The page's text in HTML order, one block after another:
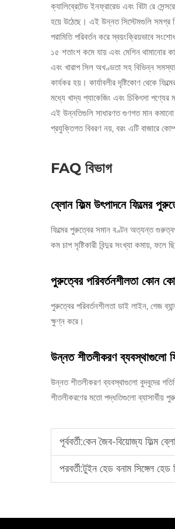
ক্যালিব্রেটেড ইনফ্রারেড এবং বিটা রে
হয়ে উঠেছে। এই উন্নত সিস্টেমগুলি সমগ্র
পরামিতি পরিবর্তন করে স্বয়ংক্রিয়ভাবে
১৫ শতাংশ কমে যায় এবং মেশিন থামানোর
এবং খারাপ সিল অখণ্ডতা সহ বিভিন্ন
কার্যকর হয়। কার্যাবলীর দৃষ্টিকোণ থেকে
মধ্যে খাদ্য প্যাকেজিং এবং চিকিৎসা
এই উন্নতিগুলি সাধারণত গুণগত মান কমানো
প্রযুক্তিগত বিবরণ নয়, বরং এটি বাজারে
FAQ বিভাগ
ব্লোন ফিল্ম উৎপাদনে ফিল্মের
ফিল্মের পুরুত্বের সমান বণ্টন অত্যন্ত
কম চাপ সৃষ্টিকারী বিন্দুর সংখ্যা কমায়,
পুরুত্বের পরিবর্তনশীলতা কোন
পুরুত্বের পরিবর্তনশীলতা ডাই লাইন, গেজ
ক্ষুণ্ন করে।
উন্নত শীতলীকরণ ব্যবস্থাগুলো
উন্নত শীতলীকরণ ব্যবস্থাগুলো বুদবুদের
শীতলীকরণের মতো পদ্ধতিগুলো ব্যাসার্ধীয়
পূর্ববর্তী:কেন জৈব-বিয়োজ্য ফিল্ম
পরবর্তী:টুইন হেড বনাম সিঙ্গেল হেড